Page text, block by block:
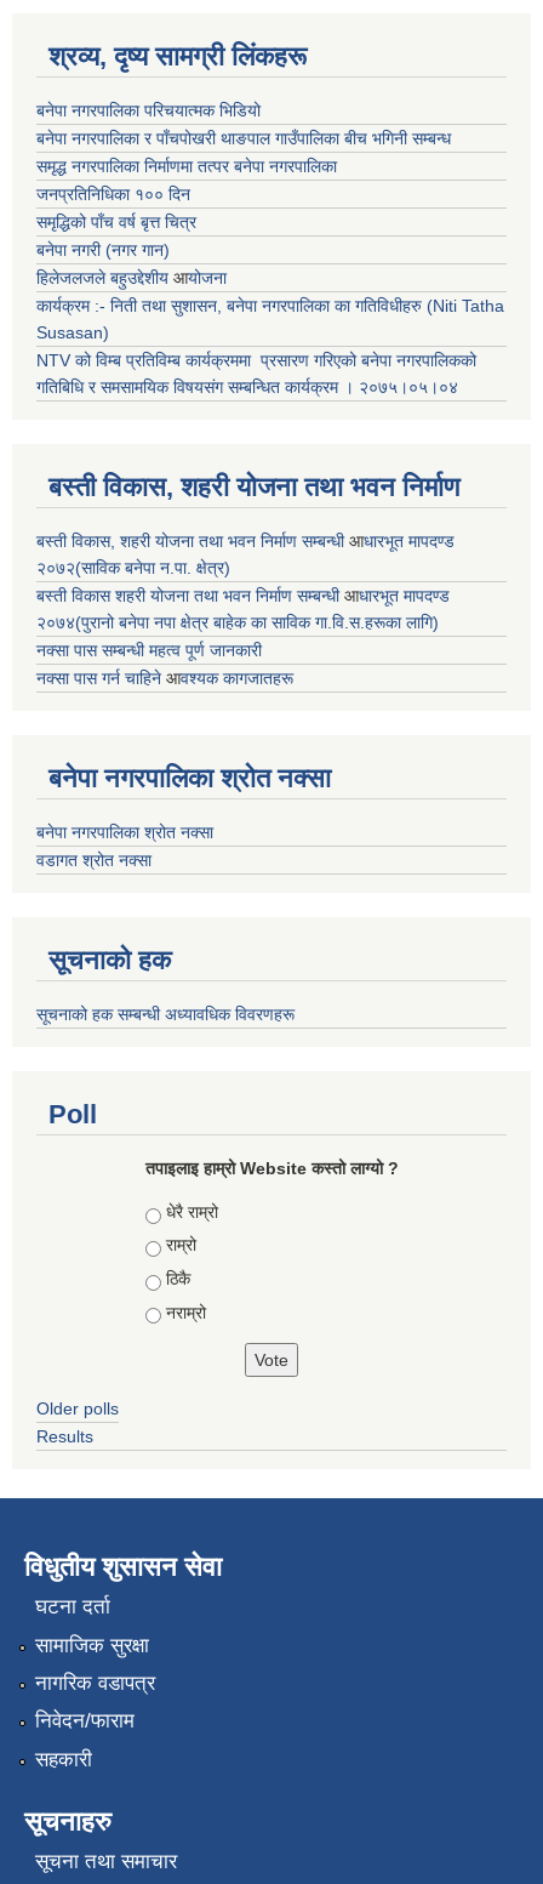
श्रव्य, दृष्य सामग्री लिंकहरू
बनेपा नगरपालिका परिचयात्मक भिडियो
बनेपा नगरपालिका र पाँचपोखरी थाङपाल गाउँपालिका बीच भगिनी सम्बन्ध
समृद्ध नगरपालिका निर्माणमा तत्पर बनेपा नगरपालिका
जनप्रतिनिधिका १०० दिन
समृद्धिको पाँच वर्ष बृत्त चित्र
बनेपा नगरी (नगर गान)
हिलेजलजले बहुउद्देशीय आयोजना
कार्यक्रम :- निती तथा सुशासन, बनेपा नगरपालिका का गतिविधीहरु (Niti Tatha
Susasan)
NTV को विम्ब प्रतिविम्ब कार्यक्रममा प्रसारण गरिएकोबनेपा नगरपालिकको
गतिबिधि र समसामयिक विषयसंग सम्बन्धित कार्यक्रम । २०७५।०५।०४
बस्ती विकास, शहरी योजना तथा भवन निर्माण
बस्ती विकास, शहरी योजना तथा भवन निर्माण सम्बन्धीआधारभूत मापदण्ड
२०७२(साविक बनेपा न.पा. क्षेत्र)
बस्ती विकास शहरी योजना तथा भवन निर्माण सम्बन्धीआधारभूत मापदण्ड
२०७४(पुरानो बनेपा नपा क्षेत्र बाहेक का साविक गा.वि.स.हरूका लागि)
नक्सा पास सम्बन्धी महत्व पूर्ण जानकारी
नक्सा पास गर्न चाहिने आवश्यक कागजातहरू
बनेपा नगरपालिका श्रोत नक्सा
बनेपा नगरपालिका श्रोत नक्सा
वडागत श्रोत नक्सा
सूचनाको हक
सूचनाको हक सम्बन्धी अध्यावधिक विवरणहरू
Poll
तपाइलाइ हाम्रो Website कस्तो लाग्यो ?
Choices
धेरै राम्रो
राम्रो
ठिकै
नराम्रो
Older polls
Results
विधुतीय शुसासन सेवा
घटना दर्ता
सामाजिक सुरक्षा
नागरिक वडापत्र
निवेदन/फाराम
सहकारी
सूचनाहरु
सूचना तथा समाचार